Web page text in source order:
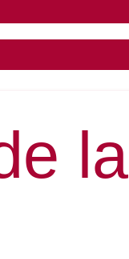
la